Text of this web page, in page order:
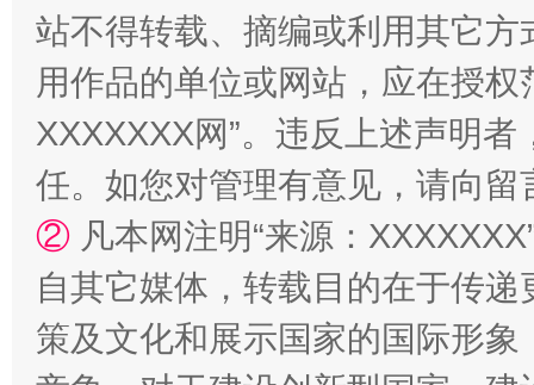
站台名比不上好声名
站不得转载、摘编或利用其它
用作品的单位或网站，应在授
XXXXXXX网”。违反上述声明
任。如您对管理有意见，请向
② 凡本网注明“来源：
自其它媒体，转载目的在于传
策及文化和展示国家的国际形